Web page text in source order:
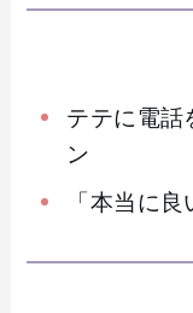
テテに電話
ン
「本当に